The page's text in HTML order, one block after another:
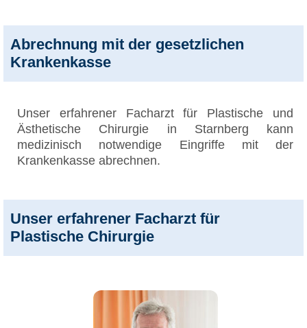
Abrechnung mit der gesetzlichen
Krankenkasse
Unser erfahrener Facharzt für Plastische und
Ästhetische Chirurgie in Starnberg kann
medizinisch notwendige Eingriffe mit der
Krankenkasse abrechnen.
Unser erfahrener Facharzt für
Plastische Chirurgie